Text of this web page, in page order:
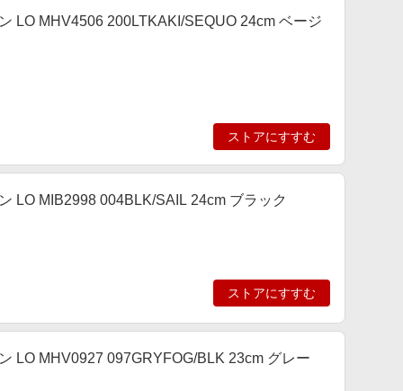
LO MHV4506 200LTKAKI/SEQUO 24cm ベージ
ストアにすすむ
LO MIB2998 004BLK/SAIL 24cm ブラック
ストアにすすむ
LO MHV0927 097GRYFOG/BLK 23cm グレー